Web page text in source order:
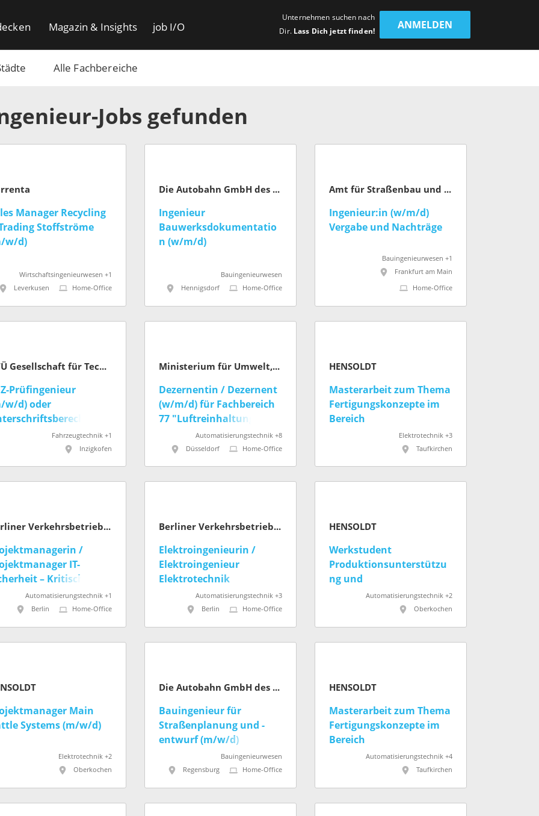
Alle Fachbereiche
Magazin & Insights job I/O
Unternehmen suchen nach
Dir. Lass Dich jetzt finden!
ANMELDEN
Jobs gefunden
Manager Recycling
Stoffströme
w/d)
Wirtschaftsingenieurwesen +1
Leverkusen
Home-Office
Die Autobahn GmbH des Bundes
Ingenieur
Bauwerksdokumentatio
n (w/m/d)
Bauingenieurwesen
Hennigsdorf
Home-Office
Amt für Straßenbau und Erschließung (Stadt Frankfurt am Main)
Ingenieur:in (w/m/d)
Vergabe und Nachträge
Bauingenieurwesen +1
Frankfurt am Main
Home-Office
GTÜ Gesellschaft für Technische Überwachung mbH
Prüfingenieur
w/d) oder
Fahrzeugtechnik +1
Inzigkofen
Ministerium für Umwelt, Naturschutz und Verkehr des Landes Nordrhein-Westfalen
Dezernentin / Dezernent
(w/m/d) für Fachbereich
77 "Luftreinhaltung,
Emissionskataster " des
Landesamts für Natur,
Automatisierungstechnik +8
Düsseldorf
Home-Office
HENSOLDT
Masterarbeit zum Thema
Fertigungskonzepte im
Bereich
Produktmanagement
Elektrotechnik +3
Taufkirchen
Berliner Verkehrsbetriebe (BVG)
/
IT-
– Kritische
U-Bahn
m/d)
Automatisierungstechnik +1
Berlin
Home-Office
Berliner Verkehrsbetriebe (BVG)
Elektroingenieurin /
Elektroingenieur
Elektrotechnik
Gleichrichterwerke U-
Bahn (w/m/d)
Automatisierungstechnik +3
Berlin
Home-Office
HENSOLDT
Werkstudent
Produktionsunterstützu
ng und
Montageorganisation
Automatisierungstechnik +2
Oberkochen
Main
Systems (m/w/d)
Elektrotechnik +2
Oberkochen
Die Autobahn GmbH des Bundes
Bauingenieur für
Straßenplanung und -
entwurf (m/w/d)
Bauingenieurwesen
Regensburg
Home-Office
HENSOLDT
Masterarbeit zum Thema
Fertigungskonzepte im
Bereich
Produktmanagement
Automatisierungstechnik +4
Taufkirchen